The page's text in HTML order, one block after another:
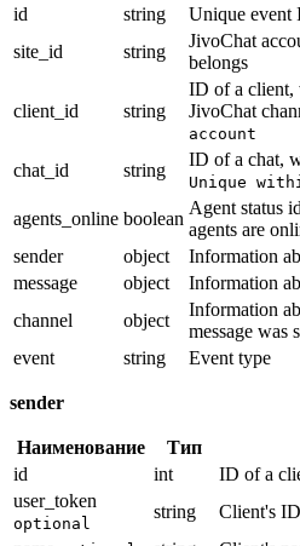
id
string
Unique event
site_id
string
JivoChat
belongs
client_id string
ID of a client,
JivoChat
account
chat_id string
ID of a chat,
Unique
agents_online boolean
Agent status
agents are
sender
object
Information
message
object
Information
channel
object
Information
message was
event
string Event type
sender
Наименование Тип
id
int ID of a
user_token
optional
string Client's